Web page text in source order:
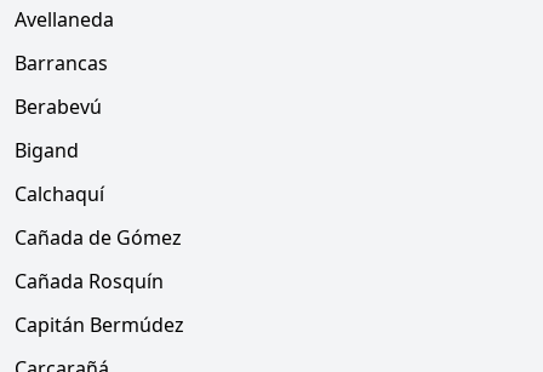
Avellaneda
Barrancas
Berabevú
Bigand
Calchaquí
Cañada de Gómez
Cañada Rosquín
Capitán Bermúdez